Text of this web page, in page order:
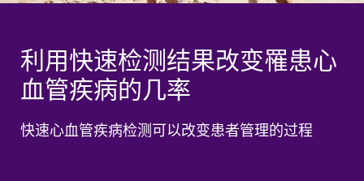
利用快速检测结果改变罹患心
血管疾病的几率
快速心血管疾病检测可以改变患者管理的过程